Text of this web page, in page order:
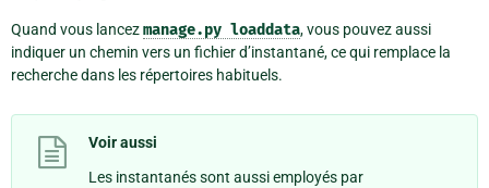
Quand vous lancezmanage.py loaddata, vous pouvez aussi
indiquer un chemin vers un fichier d’instantané, ce qui remplace la
recherche dans les répertoires habituels.
Voir aussi
Les instantanés sont aussi employés par